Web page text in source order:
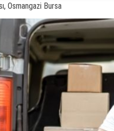
Osmangazi Bursa